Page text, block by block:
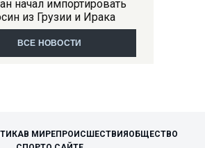
начал импортировать
из Грузии и Ирака
ВСЕ НОВОСТИ
В МИРЕПРОИСШЕСТВИЯОБЩЕСТВО